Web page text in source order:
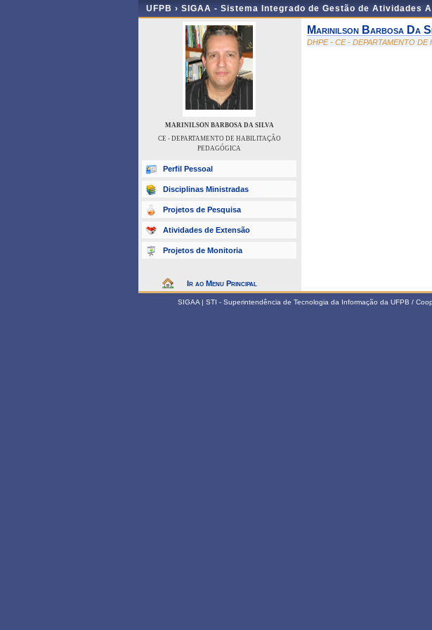
UFPB › SIGAA - Sistema Integrado de Gestão de Atividades
MARINILSON BARBOSA DA SILVA
CE - DEPARTAMENTO DE HABILITAÇÃO
PEDAGÓGICA
Perfil Pessoal
Disciplinas Ministradas
Projetos de Pesquisa
Atividades de Extensão
Projetos de Monitoria
Ir ao Menu Principal
Marinilson Barbosa Da
DHPE - CE - DEPARTAMENTO DE
SIGAA | STI - Superintendência de Tecnologia da Informação da UFPB /